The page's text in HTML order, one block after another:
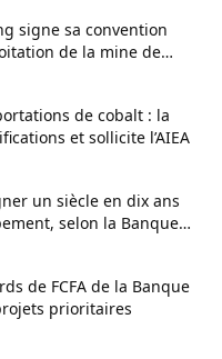
signe sa convention
de la mine de
de cobalt : la
et sollicite l’AIEA
un siècle en dix ans
selon la Banque
de FCFA de la Banque
prioritaires